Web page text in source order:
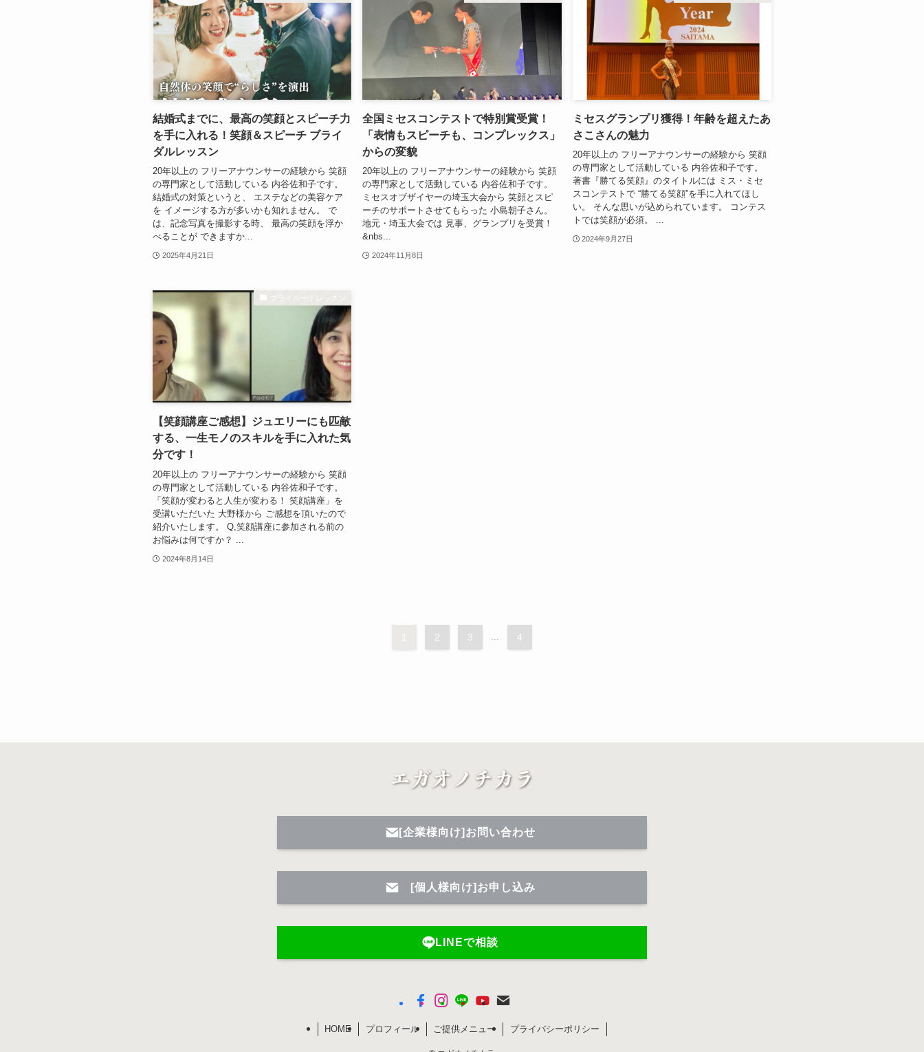
結婚式までに、最高の笑顔とスピーチ力
を手に入れる！笑顔＆スピーチ ブライ
ダルレッスン
20年以上の フリーアナウンサーの経験から 笑顔
の専門家として活動している 内谷佐和子です。
結婚式の対策というと、 エステなどの美容ケア
を イメージする方が多いかも知れません。 で
は、記念写真を撮影する時、 最高の笑顔を浮か
べることが できますか...
2025年4月21日
全国ミセスコンテストで特別賞受賞！
「表情もスピーチも、コンプレックス」
からの変貌
20年以上の フリーアナウンサーの経験から 笑顔
の専門家として活動している 内谷佐和子です。
ミセスオブザイヤーの埼玉大会から 笑顔とスピ
ーチのサポートさせてもらった 小島朝子さん。
地元・埼玉大会では 見事、グランプリを受賞！
&nbs...
2024年11月8日
ミセスグランプリ獲得！年齢を超えたあ
さこさんの魅力
20年以上の フリーアナウンサーの経験から 笑顔
の専門家として活動している 内谷佐和子です。
著書『勝てる笑顔』のタイトルには ミス・ミセ
スコンテストで “勝てる笑顔”を手に入れてほし
い。 そんな思いが込められています。 コンテス
トでは笑顔が必須。 ...
2024年9月27日
プライベートレッスン
【笑顔講座ご感想】ジュエリーにも匹敵
する、一生モノのスキルを手に入れた気
分です！
20年以上の フリーアナウンサーの経験から 笑顔
の専門家として活動している 内谷佐和子です。
「笑顔が変わると人生が変わる！ 笑顔講座」を
受講いただいた 大野様から ご感想を頂いたので
紹介いたします。 Q,笑顔講座に参加される前の
お悩みは何ですか？ ...
2024年8月14日
2 3 4
[企業様向け]お問い合わせ
[個人様向け]お申し込み
LINEで相談
HOME プロフィール ご提供メニュー プライバシーポリシー